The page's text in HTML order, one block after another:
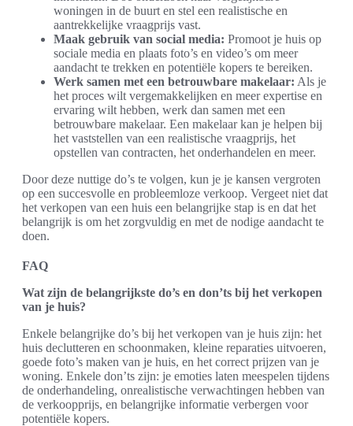
woningen in de buurt en stel een realistische en
aantrekkelijke vraagprijs vast.
Maak gebruik van social media: Promoot je huis op
sociale media en plaats foto’s en video’s om meer
aandacht te trekken en potentiële kopers te bereiken.
Werk samen met een betrouwbare makelaar: Als je
het proces wilt vergemakkelijken en meer expertise en
ervaring wilt hebben, werk dan samen met een
betrouwbare makelaar. Een makelaar kan je helpen bij
het vaststellen van een realistische vraagprijs, het
opstellen van contracten, het onderhandelen en meer.
Door deze nuttige do’s te volgen, kun je je kansen vergroten
op een succesvolle en probleemloze verkoop. Vergeet niet dat
het verkopen van een huis een belangrijke stap is en dat het
belangrijk is om het zorgvuldig en met de nodige aandacht te
doen.
FAQ
Wat zijn de belangrijkste do’s en don’ts bij het verkopen
van je huis?
Enkele belangrijke do’s bij het verkopen van je huis zijn: het
huis declutteren en schoonmaken, kleine reparaties uitvoeren,
goede foto’s maken van je huis, en het correct prijzen van je
woning. Enkele don’ts zijn: je emoties laten meespelen tijdens
de onderhandeling, onrealistische verwachtingen hebben van
de verkoopprijs, en belangrijke informatie verbergen voor
potentiële kopers.